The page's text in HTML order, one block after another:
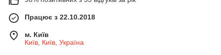
Працює з 22.10.2018
м. Київ
Київ, Київ, Україна